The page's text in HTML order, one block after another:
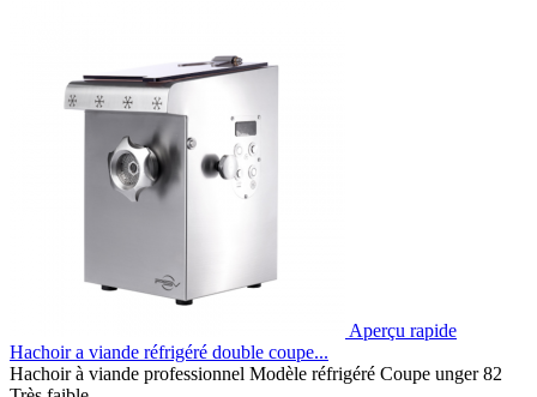
Aperçu rapide
Hachoir a viande réfrigéré double coupe...
Hachoir à viande professionnel Modèle réfrigéré Coupe unger 82